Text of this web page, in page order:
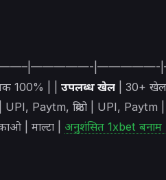
100% | | उपलब्ध खेल | 30+
Paytm, क्रिप्टो | UPI,
| माल्टा | अनुशंसित 1xbet